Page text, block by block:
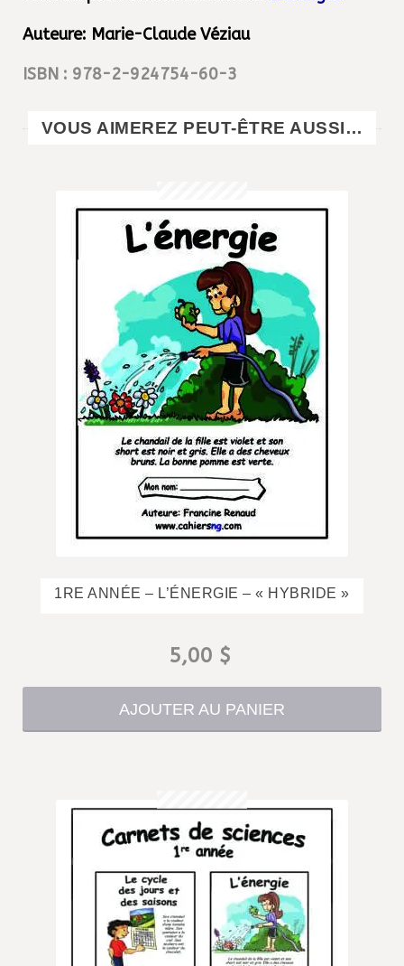
Auteure: Marie-Claude Véziau
ISBN : 978-2-924754-60-3
VOUS AIMEREZ PEUT-ÊTRE AUSSI…
1RE ANNÉE – L’ÉNERGIE – « HYBRIDE »
5,00 $
AJOUTER AU PANIER